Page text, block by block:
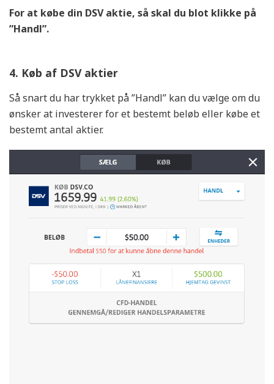
For at købe din DSV aktie, så skal du blot klikke på
”Handl”.
4. Køb af DSV aktier
Så snart du har trykket på ”Handl” kan du vælge om du
ønsker at investerer for et bestemt beløb eller købe et
bestemt antal aktier.